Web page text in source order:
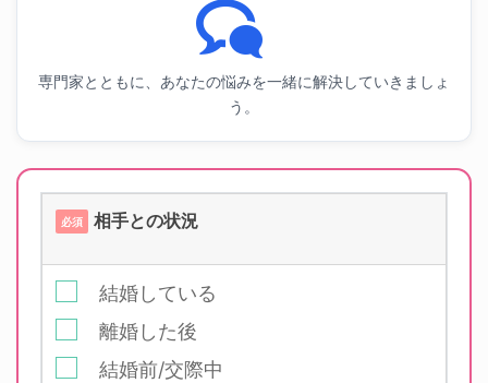
専門家とともに、あなたの悩みを一緒に解決していきましょ
う。
必須 相手との状況
結婚している
離婚した後
結婚前/交際中